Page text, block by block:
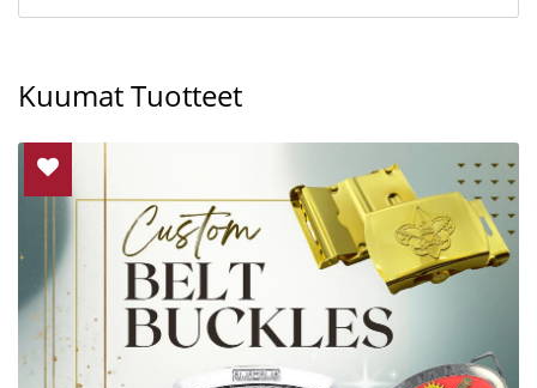
Kuumat Tuotteet